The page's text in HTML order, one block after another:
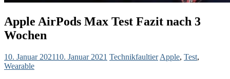
Apple AirPods Max Test Fazit nach 3
Wochen
10. Januar 202110. Januar 2021 Technikfaultier Apple, Test,
Wearable